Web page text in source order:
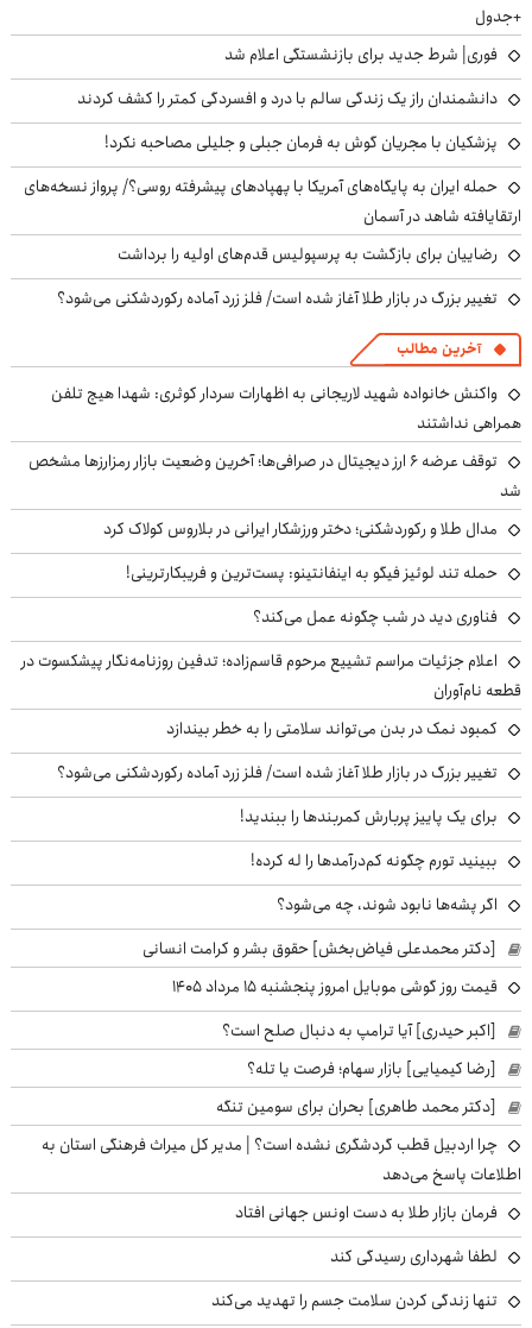
+جدول
فوری| شرط جدید برای بازنشستگی اعلام شد
دانشمندان راز یک زندگی سالم با درد و افسردگی کمتر را کشف کردند
پزشکیان با مجریان گوش به فرمان جبلی و جلیلی مصاحبه نکرد!
حمله ایران به پایگاه‌های آمریکا با پهپادهای پیشرفته روسی؟/ پرواز نسخه‌های
ارتقایافته شاهد در آسمان
رضاییان برای بازگشت به پرسپولیس قدم‌های اولیه را برداشت
تغییر بزرگ در بازار طلا آغاز شده است/ فلز زرد آماده رکوردشکنی می‌شود؟
آخرین مطالب
واکنش خانواده شهید لاریجانی به اظهارات سردار کوثری: شهدا هیچ تلفن
همراهی نداشتند
توقف عرضه ۶ ارز دیجیتال در صرافی‌ها؛ آخرین وضعیت بازار رمزارزها مشخص
شد
مدال طلا و رکوردشکنی؛ دختر ورزشکار ایرانی در بلاروس کولاک کرد
حمله تند لوئیز فیگو به اینفانتینو: پست‌ترین و فریبکارترینی!
فناوری دید در شب چگونه عمل می‌کند؟
اعلام جزئیات مراسم تشییع مرحوم قاسم‌زاده؛ تدفین روزنامه‌نگار پیشکسوت در
قطعه نام‌آوران
کمبود نمک در بدن می‌تواند سلامتی را به خطر بیندازد
تغییر بزرگ در بازار طلا آغاز شده است/ فلز زرد آماده رکوردشکنی می‌شود؟
برای یک پاییز پربارش کمربندها را ببندید!
ببینید تورم چگونه کم‌درآمدها را له کرده!
اگر پشه‌ها نابود شوند، چه می‌شود؟
[دکتر محمدعلی فیاض‌بخش] حقوق بشر و کرامت انسانی
قیمت روز گوشی موبایل امروز پنجشنبه ۱۵ مرداد ۱۴۰۵
[اکبر حیدری] آیا ترامپ به دنبال صلح است؟
[رضا کیمیایی] بازار سهام؛ فرصت یا تله؟
[دکتر محمد طاهری] بحران برای سومین تنگه
چرا اردبیل قطب گردشگری نشده است؟ | مدیر کل میراث فرهنگی استان به
اطلاعات پاسخ می‌دهد
فرمان بازار طلا به دست اونس جهانی افتاد
لطفا شهرداری رسیدگی کند
تنها زندگی کردن سلامت جسم را تهدید می‌کند